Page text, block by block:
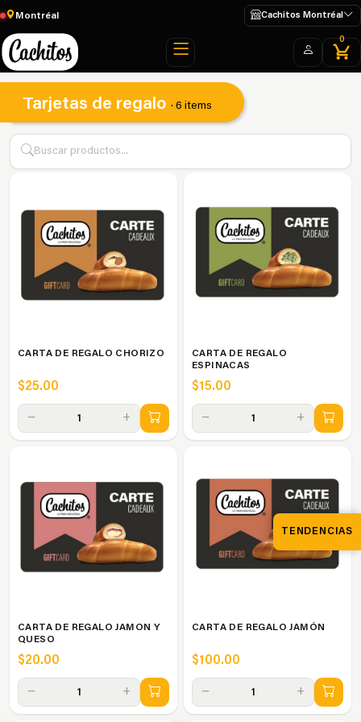
Montréal Cachitos Montréal
0
TENDENCIAS
Tarjetas de regalo · 6 items
CARTA DE REGALO CHORIZO
$25.00
− 1 +
CARTA DE REGALO
ESPINACAS
$15.00
− 1 +
CARTA DE REGALO JAMON Y
QUESO
$20.00
− 1 +
CARTA DE REGALO JAMÓN
$100.00
− 1 +